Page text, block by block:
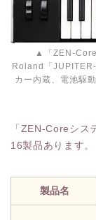
▲「ZEN-Core
Roland「
カー内蔵、電池駆
「ZEN-Coreシス
16製品あります。
製品名